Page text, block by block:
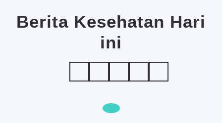
contentBerita Kesehatan Hari
ini